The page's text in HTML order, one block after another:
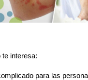
te interesa:
para las